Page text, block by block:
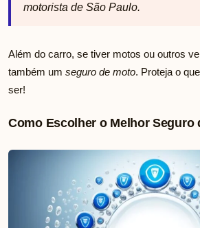
motorista de São Paulo.
Além do carro, se tiver motos ou outros
também um seguro de moto. Proteja o
ser!
Como Escolher o Melhor Seguro